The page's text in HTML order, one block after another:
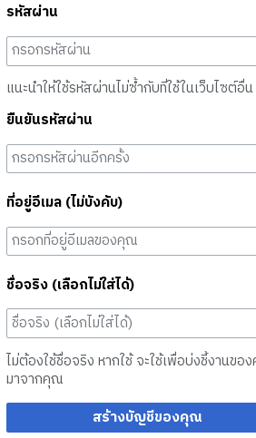
รหัสผ่าน
แนะนำให้ใช้รหัสผ่านไม่ซ้ำกับที่ใช้ในเว็บไซต์อื่น
ยืนยันรหัสผ่าน
ที่อยู่อีเมล (ไม่บังคับ)
ชื่อจริง (เลือกไม่ใส่ได้)
ไม่ต้องใช้ชื่อจริง หากใช้ จะใช้เพื่อบ่งชี้งานขอ
มาจากคุณ
สร้างบัญชีของคุณ